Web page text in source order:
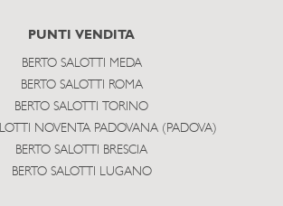
PUNTI VENDITA
BERTO SALOTTI MEDA
BERTO SALOTTI ROMA
BERTO SALOTTI TORINO
NOVENTA PADOVANA (PADOVA)
BERTO SALOTTI BRESCIA
BERTO SALOTTI LUGANO